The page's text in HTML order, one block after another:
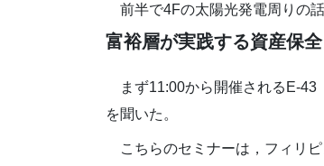
前半で4Fの太陽光発電周りの
富裕層が実践する資産保
まず11:00から開催されるE-
を聞いた。
こちらのセミナーは，フィリ